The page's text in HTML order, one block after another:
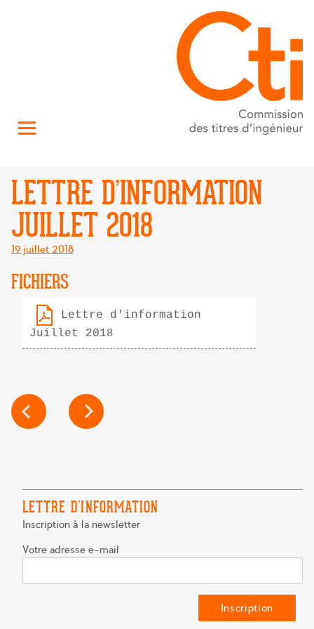
LETTRE D’INFORMATION
JUILLET 2018
Posté
19 juillet 2018
FICHIERS
Lettre d'information
Juillet 2018
NAVIGATION
DE
LETTRE D’INFORMATION
Inscription à la newsletter
Votre adresse e-mail